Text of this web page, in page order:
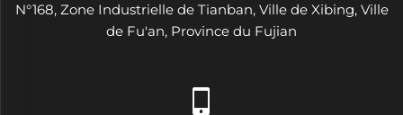
N°168, Zone Industrielle de Tianban, Ville de Xibing, Ville
de Fu'an, Province du Fujian